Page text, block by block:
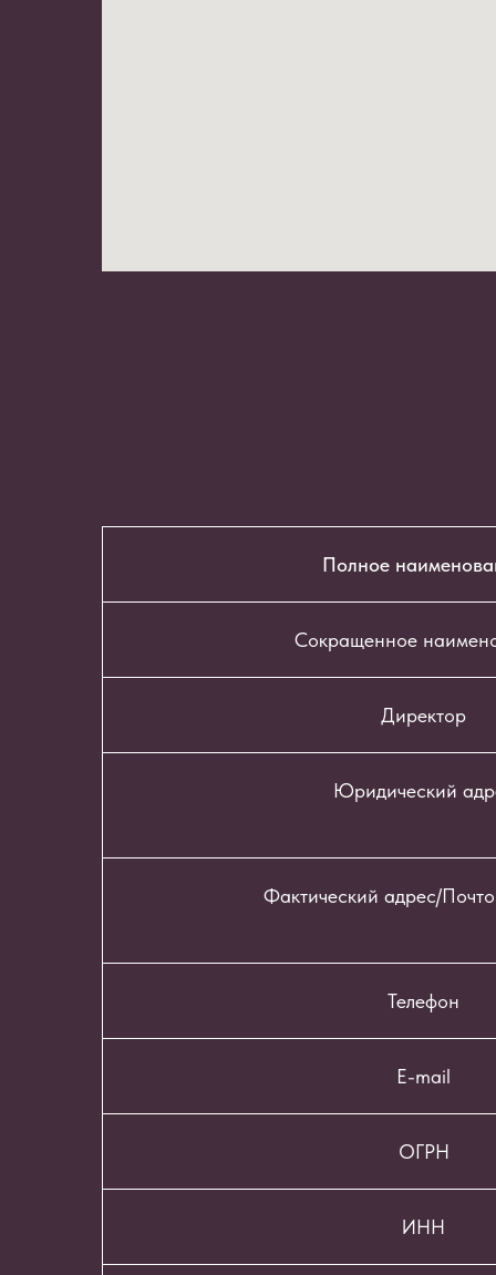
Полное
Сокращенное
Директор
Юридический
Фактический адрес/
Телефон
E-mail
ОГРН
ИНН